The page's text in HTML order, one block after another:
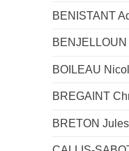
BENISTANT
BENJELLOUN
BOILEAU
BREGAINT
BRETON Jules